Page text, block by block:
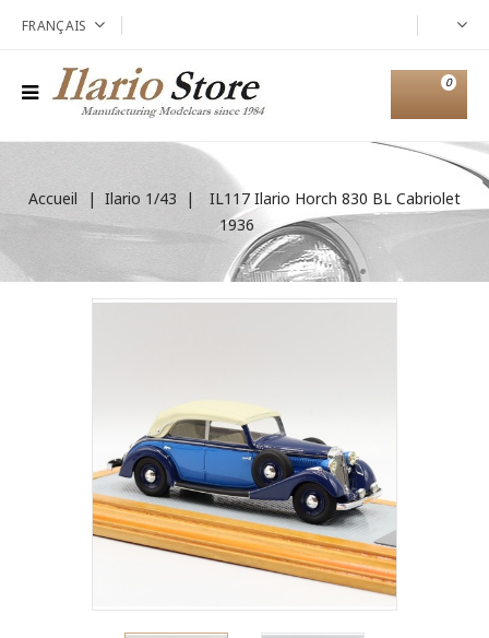
FRANÇAIS
0
Accueil Ilario 1/43
IL117 Ilario Horch 830 BL Cabriolet
1936